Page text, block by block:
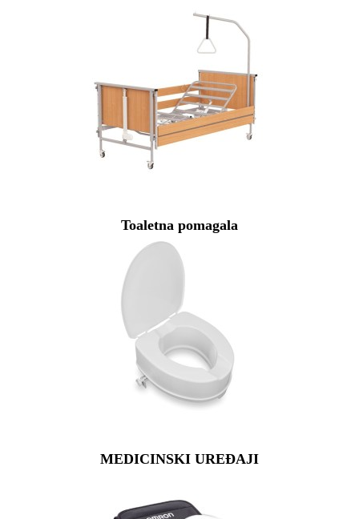
Toaletna pomagala
MEDICINSKI UREĐAJI